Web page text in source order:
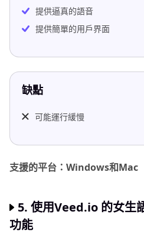
提供逼真的語音
提供簡單的用戶界面
缺點
可能運行緩慢
支援的平台：Windows和Mac
5. 使用Veed.io 的女生
功能